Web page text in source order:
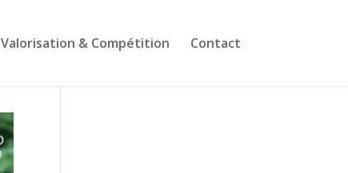
Valorisation & Compétition Contact
Suivez-nous sur